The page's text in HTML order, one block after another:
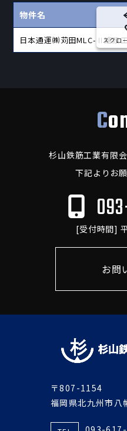
物件名
日本通運㈱苅田MLC-Ⅱ建設
スクロ
〒807-1154
福岡県北九州市
杉山鉄筋工業有限
下記よりお
[受付時間]
お問